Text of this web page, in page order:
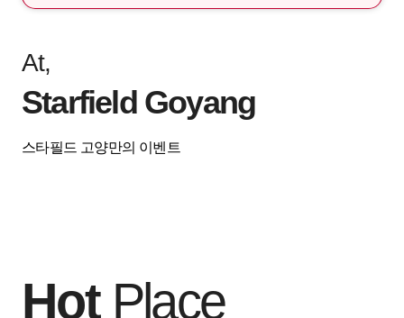
At,
Starfield Goyang
스타필드 고양만의 이벤트
HotPlace